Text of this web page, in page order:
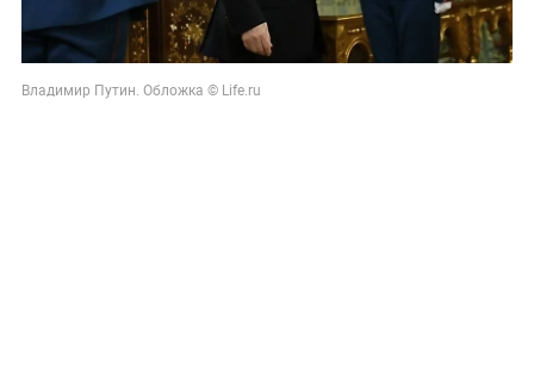
Владимир Путин. Обложка © Life.ru